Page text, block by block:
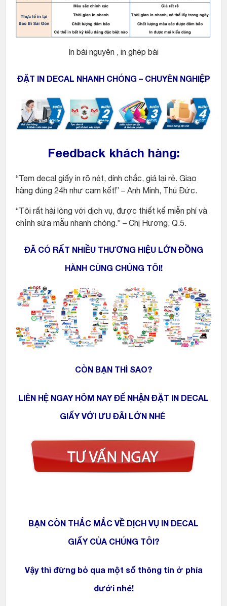
In bài nguyên , in ghép bài
ĐẶT IN DECAL NHANH CHÓNG – CHUYÊN NGHIỆP
Feedback khách hàng:
“Tem decal giấy in rõ nét, dính chắc, giá lại rẻ. Giao
hàng đúng 24h như cam kết!” – Anh Minh, Thủ Đức.
“Tôi rất hài lòng với dịch vụ, được thiết kế miễn phí và
chỉnh sửa mẫu nhanh chóng.” – Chị Hương, Q.5.
ĐÃ CÓ RẤT NHIỀU THƯƠNG HIỆU LỚN ĐỒNG
HÀNH CÙNG CHÚNG TÔI!
CÒN BẠN THÌ SAO?
LIÊN HỆ NGAY HÔM NAY ĐỂ NHẬN ĐẶT IN DECAL
GIẤY VỚI ƯU ĐÃI LỚN NHÉ
BẠN CÒN THẮC MẮC VỀ DỊCH VỤ IN DECAL
GIẤY CỦA CHÚNG TÔI?
Vậy thì đừng bỏ qua một số thông tin ở phía
dưới nhé!